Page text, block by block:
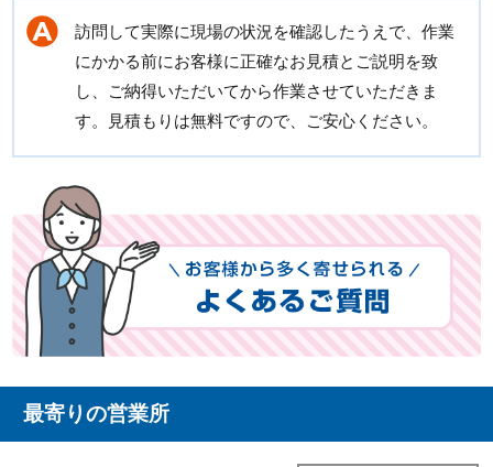
訪問して実際に現場の状況を確認したうえで、作業
にかかる前にお客様に正確なお見積とご説明を致
し、ご納得いただいてから作業させていただきま
す。見積もりは無料ですので、ご安心ください。
最寄りの営業所